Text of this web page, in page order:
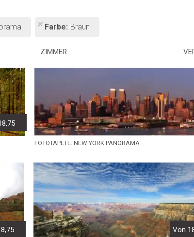
Farbe Braun
ZIMMER
FOTOTAPETE: NEW YORK PANORAMA
Von